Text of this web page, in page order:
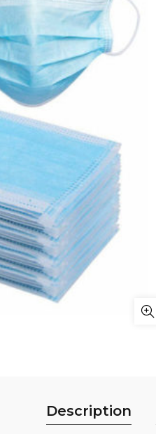
Description